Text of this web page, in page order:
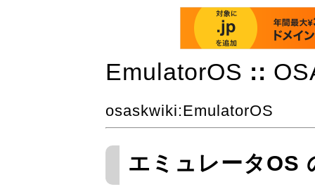
EmulatorOS ::
osaskwiki:EmulatorOS
エミュレータOS